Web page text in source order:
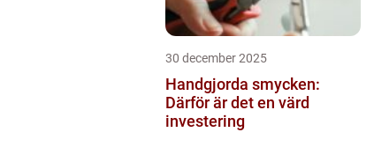
30 december 2025
Handgjorda smycken:
Därför är det en värd
investering